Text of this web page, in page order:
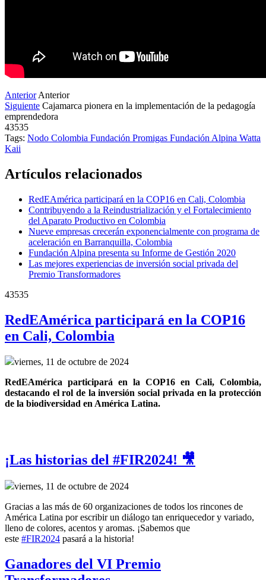
Anterior Anterior
Siguiente Cajamarca pionera en la implementación de la pedagogía
emprendedora
43535
Tags: Nodo Colombia Fundación Promigas Fundación Alpina Watta
Kaii
Artículos relacionados
RedEAmérica participará en la COP16 en Cali, Colombia
Contribuyendo a la Reindustrialización y el Fortalecimiento
del Aparato Productivo en Colombia
Nueve empresas crecerán exponencialmente con programa de
aceleración en Barranquilla, Colombia
Fundación Alpina presenta su Informe de Gestión 2020
Las mejores experiencias de inversión social privada del
Premio Transformadores
43535
RedEAmérica participará en la COP16
en Cali, Colombia
viernes, 11 de octubre de 2024
RedEAmérica participará en la COP16 en Cali, Colombia,
destacando el rol de la inversión social privada en la protección
de la biodiversidad en América Latina.
¡Las historias del #FIR2024! 🎥
viernes, 11 de octubre de 2024
Gracias a las más de 60 organizaciones de todos los rincones de
América Latina por escribir un diálogo tan enriquecedor y variado,
lleno de colores, acentos y aromas. ¡Sabemos que
este #FIR2024 pasará a la historia!
Ganadores del VI Premio